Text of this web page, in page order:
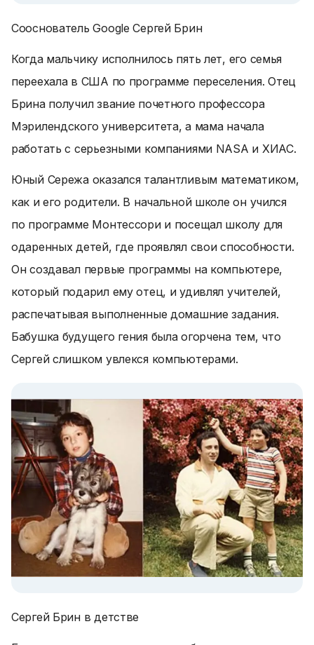
Сооснователь Google Сергей Брин
Когда мальчику исполнилось пять лет, его семья
переехала в США по программе переселения. Отец
Брина получил звание почетного профессора
Мэрилендского университета, а мама начала
работать с серьезными компаниями NASA и ХИАС.
Юный Сережа оказался талантливым математиком,
как и его родители. В начальной школе он учился
по программе Монтессори и посещал школу для
одаренных детей, где проявлял свои способности.
Он создавал первые программы на компьютере,
который подарил ему отец, и удивлял учителей,
распечатывая выполненные домашние задания.
Бабушка будущего гения была огорчена тем, что
Сергей слишком увлекся компьютерами.
Сергей Брин в детстве